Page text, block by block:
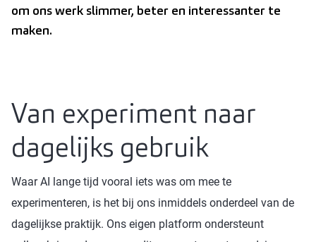
om ons werk slimmer, beter en interessanter te
maken.
Van experiment naar
dagelijks gebruik
Waar AI lange tijd vooral iets was om mee te
experimenteren, is het bij ons inmiddels onderdeel van de
dagelijkse praktijk. Ons eigen platform ondersteunt